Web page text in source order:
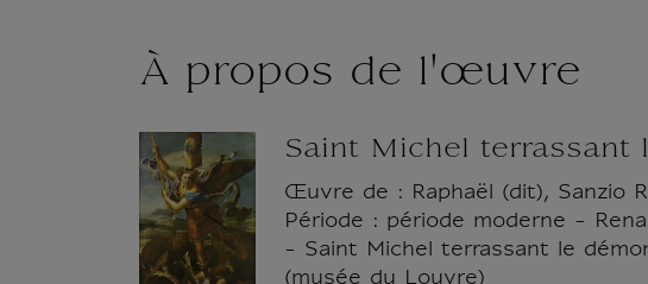
À propos de l'œuvre
Saint Michel terrassant
Œuvre de : Raphaël (dit), Sanzio
Période : période moderne -
- Saint Michel terrassant le
(musée du Louvre)